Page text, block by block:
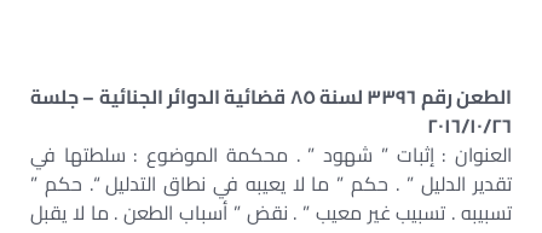
الطعن رقم ٣٣٩٦ لسنة ٨٥ قضائية الدوائر الجنائية – جلسة
٢٠١٦/١٠/٢٦
العنوان : إثبات ” شهود ” . محكمة الموضوع : سلطتها في
تقدير الدليل ” . حكم ” ما لا يعيبه في نطاق التدليل “. حكم ”
تسبيبه . تسبيب غير معيب ” . نقض ” أسباب الطعن . ما لا يقبل